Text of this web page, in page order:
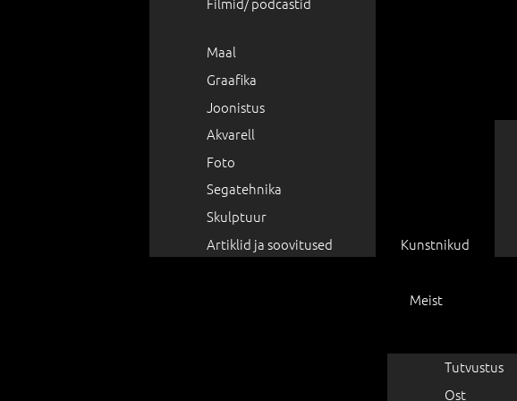
Maal
Graafika
Joonistus
Akvarell
Foto
Segatehnika
Skulptuur
Artiklid ja soovitused
Kunstnikud
Meist
Tutvustus
Ost